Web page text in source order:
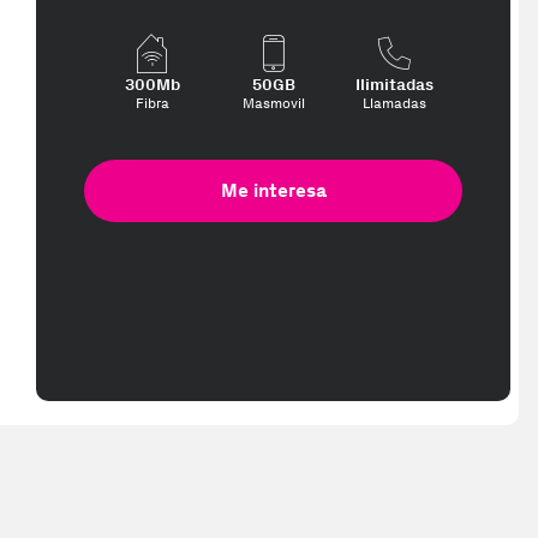
in 2-3 working days. Delivery times (3-10 days) might be
300Mb
Fibra
50GB
Masmovil
Ilimitadas
Llamadas
Me interesa